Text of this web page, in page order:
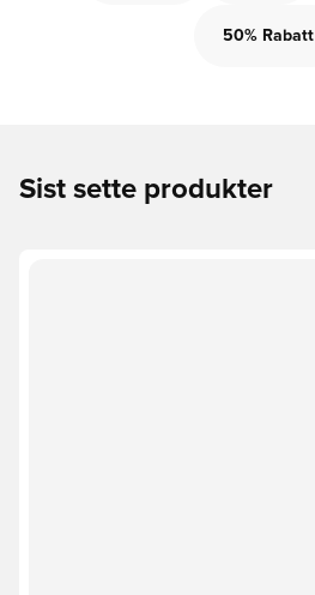
50% Rabatt
Sist sette produkter